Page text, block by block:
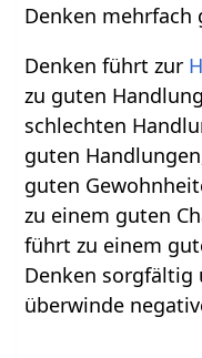
Denken mehrfach
Denken führt zur
zu guten
schlechten
guten
guten
zu einem guten
führt zu einem
Denken sorgfältig
überwinde